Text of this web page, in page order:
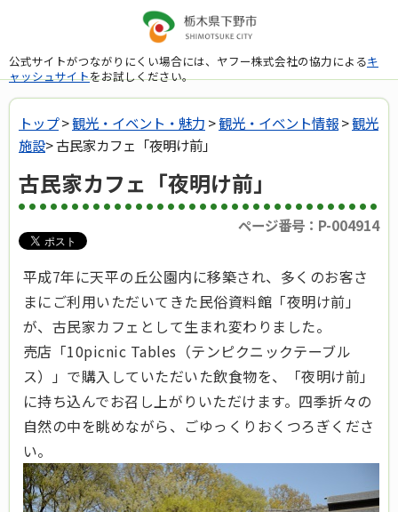
公式サイトがつながりにくい場合には、ヤフー株式会社の協力によるキ
ャッシュサイトをお試しください。
トップ>観光・イベント・魅力 >観光・イベント情報>観光
施設> 古民家カフェ「夜明け前」
古民家カフェ「夜明け前」
ページ番号：P-004914
平成7年に天平の丘公園内に移築され、多くのお客さ
まにご利用いただいてきた民俗資料館「夜明け前」
が、古民家カフェとして生まれ変わりました。
売店「10picnic Tables（テンピクニックテーブル
ス）」で購入していただいた飲食物を、「夜明け前」
に持ち込んでお召し上がりいただけます。四季折々の
自然の中を眺めながら、ごゆっくりおくつろぎくださ
い。